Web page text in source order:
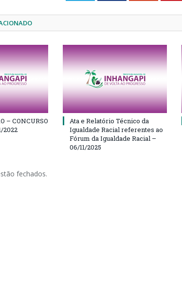
– CONCURSO
2022
Ata e Relatório Técnico da
Igualdade Racial referentes ao
Fórum da Igualdade Racial –
06/11/2025
fechados.